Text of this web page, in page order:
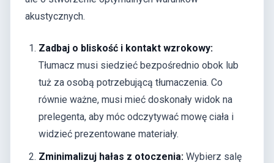
akustycznych.
Zadbaj o bliskość i kontakt wzrokowy:
Tłumacz musi siedzieć bezpośrednio obok lub
tuż za osobą potrzebującą tłumaczenia. Co
równie ważne, musi mieć doskonały widok na
prelegenta, aby móc odczytywać mowę ciała i
widzieć prezentowane materiały.
Zminimalizuj hałas z otoczenia: Wybierz salę